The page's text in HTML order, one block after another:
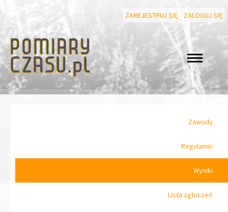
ZAREJESTRUJ SIĘ ZALOGUJ SIĘ
Zawody
Regulamin
Wyniki
Lista zgłoszeń